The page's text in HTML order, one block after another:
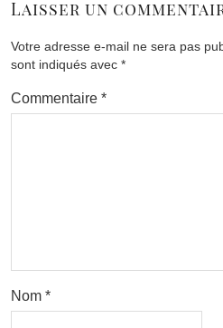
Laisser un
Votre adresse e-mail ne sera pas
sont indiqués avec *
Commentaire *
Nom *